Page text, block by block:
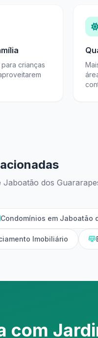
crianças
dos
Condomínios em Jaboatão
Imobiliário
com